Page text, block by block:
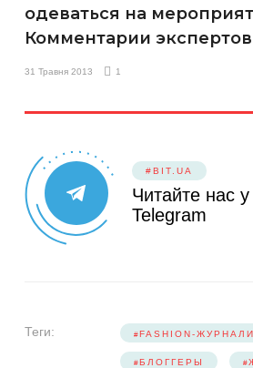
одеваться на
Комментарии экспертов
31 Травня 2013 1
#BIT.UA
Читайте нас у
Telegram
Теги: FASHION-
БЛОГГЕРЫ